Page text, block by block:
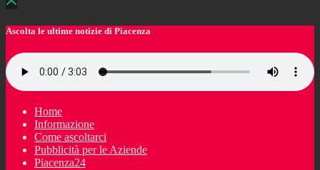
Ascolta le ultime notizie di Piacenza
Home
Informazione
Come ascoltarci
Pubblicità per le Aziende
Piacenza24